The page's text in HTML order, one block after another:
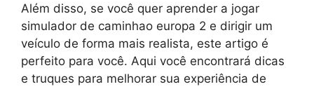
Além disso, se você quer aprender a jogar
simulador de caminhao europa 2 e dirigir um
veículo de forma mais realista, este artigo é
perfeito para você. Aqui você encontrará dicas
e truques para melhorar sua experiência de